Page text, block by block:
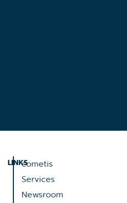
LINKScometis
Services
Newsroom